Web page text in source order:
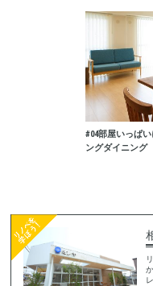
#04部屋いっぱ
ングダイニング